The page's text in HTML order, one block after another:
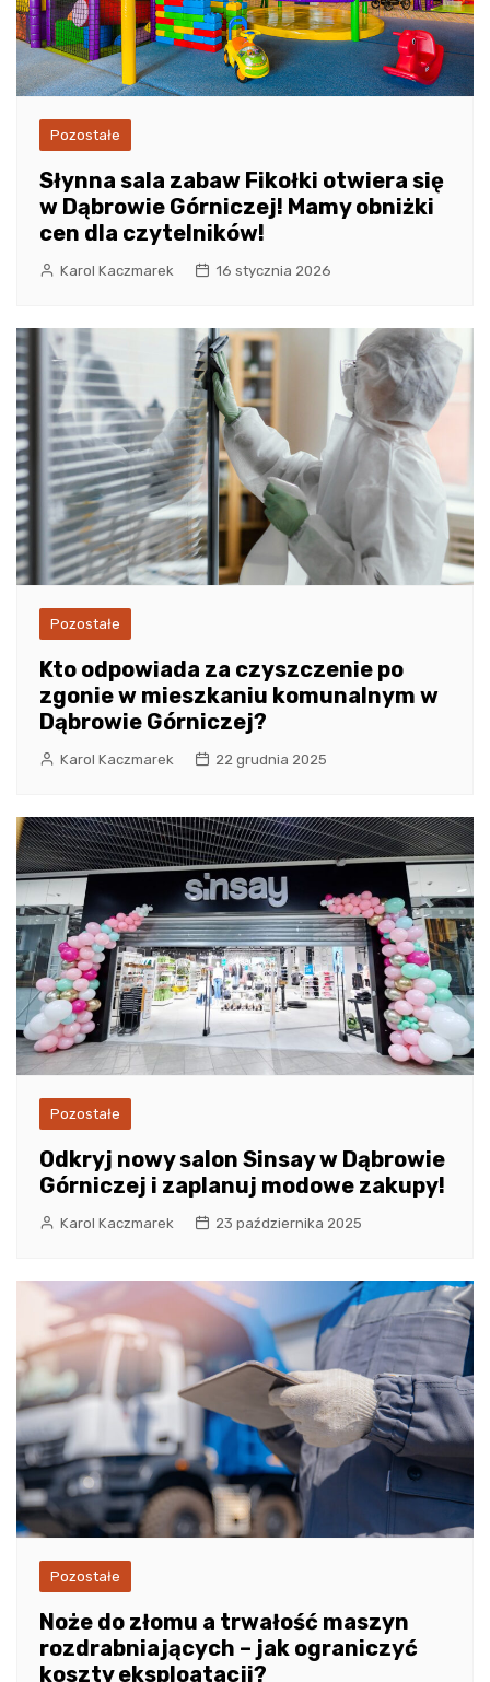
Pozostałe
Słynna sala zabaw Fikołki otwiera się
w Dąbrowie Górniczej! Mamy obniżki
cen dla czytelników!
Karol Kaczmarek 16 stycznia 2026
Pozostałe
Kto odpowiada za czyszczenie po
zgonie w mieszkaniu komunalnym w
Dąbrowie Górniczej?
Karol Kaczmarek 22 grudnia 2025
Pozostałe
Odkryj nowy salon Sinsay w Dąbrowie
Górniczej i zaplanuj modowe zakupy!
Karol Kaczmarek 23 października 2025
Pozostałe
Noże do złomu a trwałość maszyn
rozdrabniających – jak ograniczyć
koszty eksploatacji?